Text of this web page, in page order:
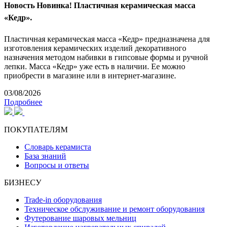
Новость Новинка! Пластичная керамическая масса
«Кедр».
Пластичная керамическая масса «Кедр» предназначена для
изготовления керамических изделий декоративного
назначения методом набивки в гипсовые формы и ручной
лепки. Масса «Кедр» уже есть в наличии. Ее можно
приобрести в магазине или в интернет-магазине.
03/08/2026
Подробнее
ПОКУПАТЕЛЯМ
Словарь керамиста
База знаний
Вопросы и ответы
БИЗНЕСУ
Trade-in оборудования
Техническое обслуживание и ремонт оборудования
Футерование шаровых мельниц